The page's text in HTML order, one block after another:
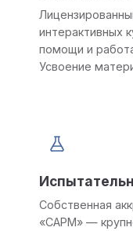
интерактивных
помощи и
Усвоение
Собственная
«САРМ» —